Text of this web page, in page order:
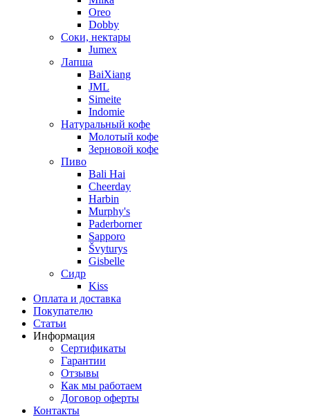
Oreo
Dobby
Соки, нектары
Jumex
Лапша
BaiXiang
JML
Simeite
Indomie
Натуральный кофе
Молотый кофе
Зерновой кофе
Пиво
Bali Hai
Cheerday
Harbin
Murphy's
Paderborner
Sapporo
Švyturys
Gisbelle
Сидр
Kiss
Оплата и доставка
Покупателю
Статьи
Информация
Сертификаты
Гарантии
Отзывы
Как мы работаем
Договор оферты
Контакты